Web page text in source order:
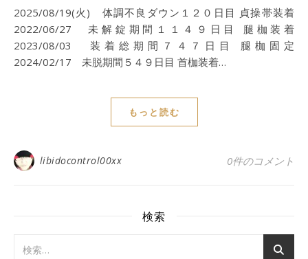
2025/08/19(火) 体調不良ダウン１２０日目 貞操帯装着
2022/06/27 未解錠期間１１４９日目 腿枷装着
2023/08/03 装着総期間７４７日目 腿枷固定
2024/02/17 未脱期間５４９日目 首枷装着…
もっと読む
libidocontrol00xx 0件のコメント
検索